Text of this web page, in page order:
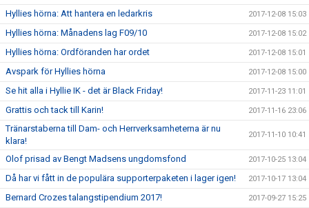
Hyllies hörna: Att hantera en ledarkris 2017-12-08 15:03
Hyllies hörna: Månadens lag F09/10 2017-12-08 15:02
Hyllies hörna: Ordföranden har ordet 2017-12-08 15:01
Avspark för Hyllies hörna 2017-12-08 15:00
Se hit alla i Hyllie IK - det är Black Friday! 2017-11-23 11:01
Grattis och tack till Karin! 2017-11-16 23:06
Tränarstaberna till Dam- och Herrverksamheterna är nu
klara!
2017-11-10 10:41
Olof prisad av Bengt Madsens ungdomsfond 2017-10-25 13:04
Då har vi fått in de populära supporterpaketen i lager igen! 2017-10-17 13:04
Bernard Crozes talangstipendium 2017! 2017-09-27 15:25